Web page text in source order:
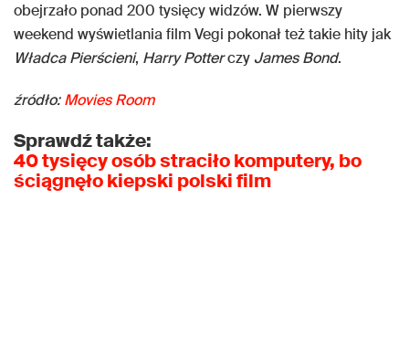
obejrzało ponad 200 tysięcy widzów. W pierwszy
weekend wyświetlania film Vegi pokonał też takie hity jak
Władca Pierścieni, Harry Potterczy James Bond.
źródło:Movies Room
Sprawdź także:
40 tysięcy osób straciło komputery, bo
ściągnęło kiepski polski film